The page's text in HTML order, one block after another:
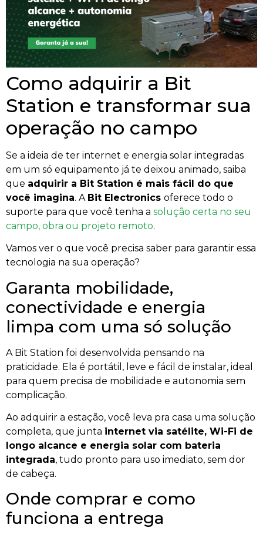
Como adquirir a Bit
Station e transformar sua
operação no campo
Se a ideia de ter internet e energia solar integradas
em um só equipamento já te deixou animado, saiba
que adquirir a Bit Station é mais fácil do que
você imagina. A Bit Electronics oferece todo o
suporte para que você tenha a solução certa no seu
campo, obra ou projeto remoto.
Vamos ver o que você precisa saber para garantir essa
tecnologia na sua operação?
Garanta mobilidade,
conectividade e energia
limpa com uma só solução
A Bit Station foi desenvolvida pensando na
praticidade. Ela é portátil, leve e fácil de instalar, ideal
para quem precisa de mobilidade e autonomia sem
complicação.
Ao adquirir a estação, você leva pra casa uma solução
completa, que junta internet via satélite, Wi-Fi de
longo alcance e energia solar com bateria
integrada, tudo pronto para uso imediato, sem dor
de cabeça.
Onde comprar e como
funciona a entrega